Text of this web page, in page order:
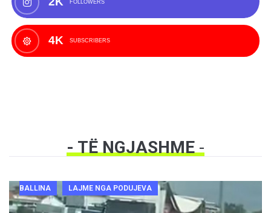
FOLLOWERS
4K SUBSCRIBERS
- TË NGJASHME-
BALLINA LAJME NGA PODUJEVA